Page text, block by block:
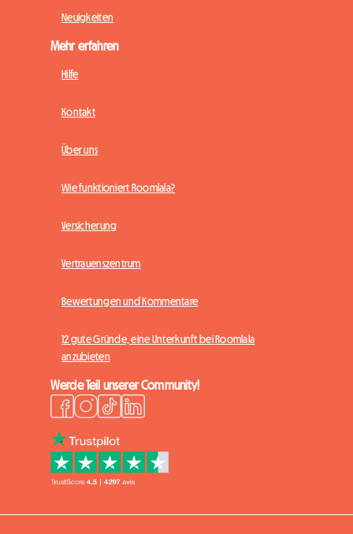
Neuigkeiten
Mehr erfahren
Hilfe
Kontakt
Über uns
Wie funktioniert Roomlala?
Versicherung
Vertrauenszentrum
Bewertungen und Kommentare
12 gute Gründe, eine Unterkunft bei Roomlala
anzubieten
Werde Teil unserer Community!